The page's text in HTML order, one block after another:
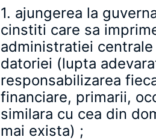
1. ajungerea la
cinstiti care sa
administratiei
datoriei (lupta
responsabilizarea
financiare, primarii,
similara cu cea din
mai exista) ;